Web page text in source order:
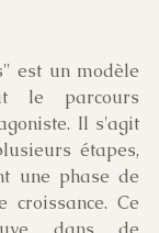
est un modèle
le parcours
Il s'agit
étapes,
une phase de
croissance. Ce